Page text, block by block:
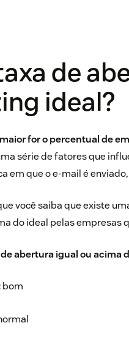
de
ideal?
for o percentual de
série de fatores que
em que o e-mail é enviado,
você saiba que existe
do ideal pelas empresas
abertura igual ou acima
bom